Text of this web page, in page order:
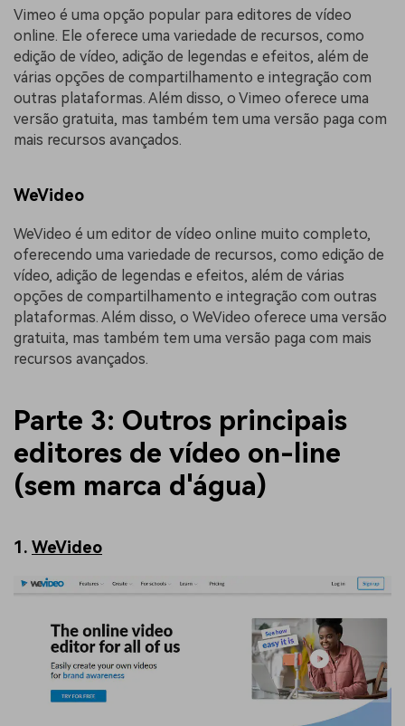
Vimeo é uma opção popular para editores de vídeo
online. Ele oferece uma variedade de recursos, como
edição de vídeo, adição de legendas e efeitos, além de
várias opções de compartilhamento e integração com
outras plataformas. Além disso, o Vimeo oferece uma
versão gratuita, mas também tem uma versão paga com
mais recursos avançados.
WeVideo
WeVideo é um editor de vídeo online muito completo,
oferecendo uma variedade de recursos, como edição de
vídeo, adição de legendas e efeitos, além de várias
opções de compartilhamento e integração com outras
plataformas. Além disso, o WeVideo oferece uma versão
gratuita, mas também tem uma versão paga com mais
recursos avançados.
Parte 3: Outros principais
editores de vídeo on-line
(sem marca d'água)
1. WeVideo